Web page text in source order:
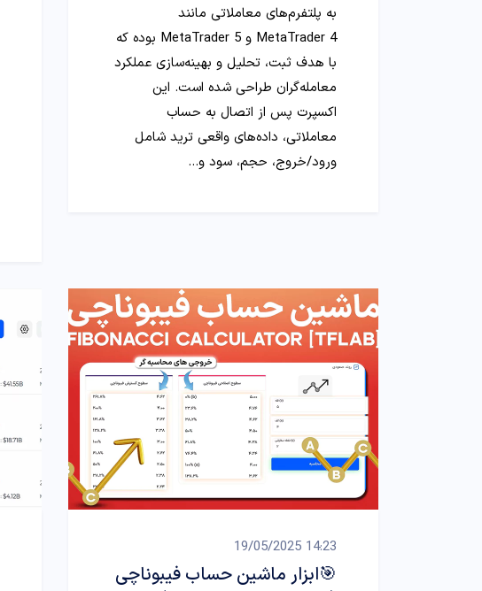
به پلتفرم‌های معاملاتی مانند
MetaTrader 4 و MetaTrader 5 بوده که
با هدف ثبت، تحلیل و بهینه‌سازی عملکرد
معامله‌گران طراحی شده است. این
اکسپرت پس از اتصال به حساب
معاملاتی، داده‌های واقعی ترید شامل
ورود/خروج، حجم، سود و…
14:23 19/05/2025
🎯ابزار ماشین حساب فیبوناچی